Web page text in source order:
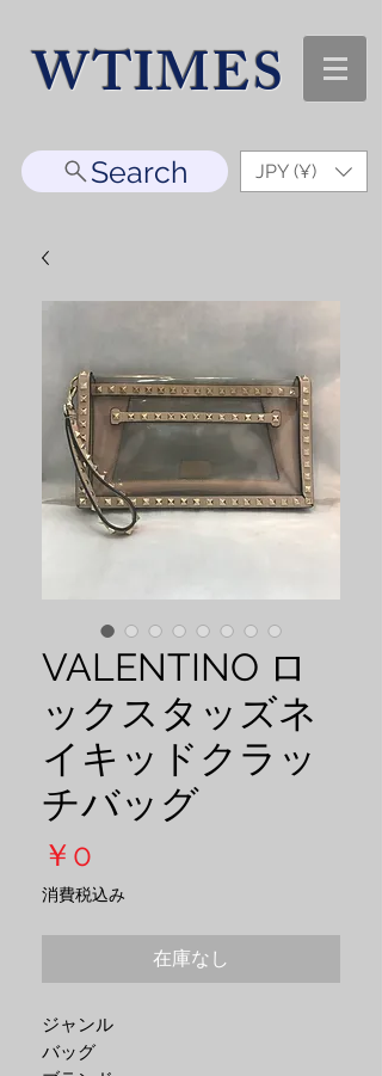
WTIMES
Search JPY (¥)
VALENTINO ロ
ックスタッズネ
イキッドクラッ
チバッグ
￥0
格
消費税込み
在庫なし
ジャンル
バッグ